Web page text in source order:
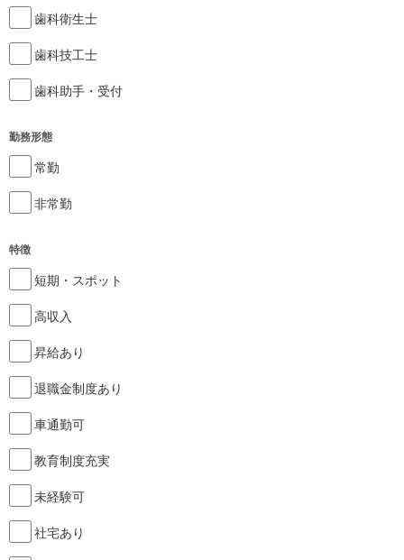
歯科衛生士
歯科技工士
歯科助手・受付
勤務形態
常勤
非常勤
特徴
短期・スポット
高収入
昇給あり
退職金制度あり
車通勤可
教育制度充実
未経験可
社宅あり